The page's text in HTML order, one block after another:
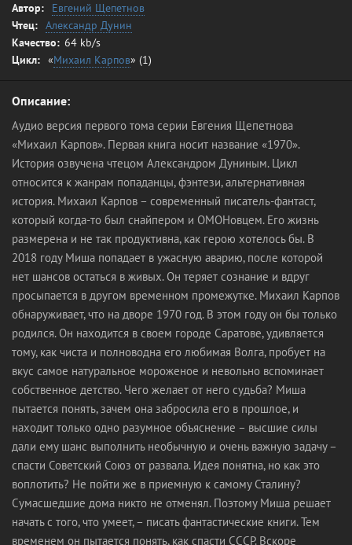
Автор:
Евгений Щепетнов
Чтец: Александр Дунин
Качество: 64 kb/s
Цикл: «Михаил Карпов» (1)
Описание:
Аудио версия первого тома серии Евгения Щепетнова
«Михаил Карпов». Первая книга носит название «1970».
История озвучена чтецом Александром Дуниным. Цикл
относится к жанрам попаданцы, фэнтези, альтернативная
история. Михаил Карпов – современный писатель-фантаст,
который когда-то был снайпером и ОМОНовцем. Его жизнь
размерена и не так продуктивна, как герою хотелось бы. В
2018 году Миша попадает в ужасную аварию, после которой
нет шансов остаться в живых. Он теряет сознание и вдруг
просыпается в другом временном промежутке. Михаил Карпов
обнаруживает, что на дворе 1970 год. В этом году он бы только
родился. Он находится в своем городе Саратове, удивляется
тому, как чиста и полноводна его любимая Волга, пробует на
вкус самое натуральное мороженое и невольно вспоминает
собственное детство. Чего желает от него судьба? Миша
пытается понять, зачем она забросила его в прошлое, и
находит только одно разумное объяснение – высшие силы
дали ему шанс выполнить необычную и очень важную задачу –
спасти Советский Союз от развала. Идея понятна, но как это
воплотить? Не пойти же в приемную к самому Сталину?
Сумасшедшие дома никто не отменял. Поэтому Миша решает
начать с того, что умеет, – писать фантастические книги. Тем
временем он пытается понять, как спасти СССР. Вскоре